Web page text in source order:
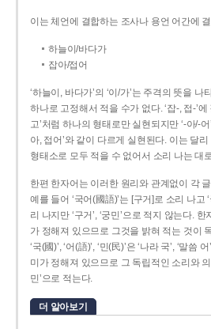
이는 체언에 결합하는 조사나 용언 어간에
하늘이/바다가
잡아/접어
‘하늘이, 바다가’의 ‘이/가’는 주격의 뜻을
하나로 고정해서 적을 수가 없다. ‘잡-, 접-’에
고’처럼 하나의 형태로만 실현되지만 ‘-아/-
아, 접어’와 같이 다르게 실현된다. 이는 달
형태소로 모두 적을 수 없어서 소리 나는 대
한편 한자어는 이러한 원리와 관계없이 각
예를 들어 ‘국어(國語)’는 [구거]로 소리 나고
리 나지만 ‘구거’, ‘궁민’으로 적지 않는다.
가 정해져 있으므로 그것을 밝혀 적는 것이
‘국(國)’, ‘어(語)’, ‘민(民)’은 ‘나라 국’, ‘말씀
미가 정해져 있으므로 그 독립적인 소리와
민’으로 적는다.
더 알아보기